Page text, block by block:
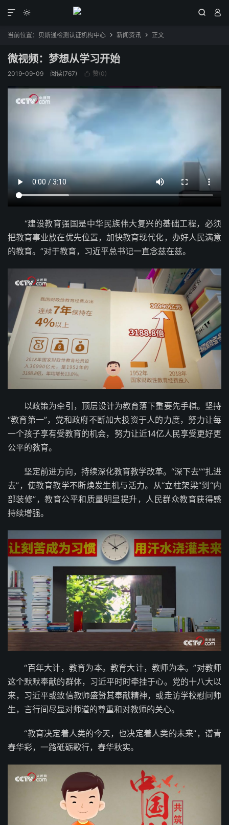
  

当前位置： 贝斯通检测认证机构中心  新闻资讯  正文
微视频：梦想从学习开始
2019-09-09 阅读(767)  赞(0)
“建设教育强国是中华民族伟大复兴的基础工程，必须
把教育事业放在优先位置，加快教育现代化，办好人民满意
的教育。”对于教育，习近平总书记一直念兹在兹。
以政策为牵引，顶层设计为教育落下重要先手棋。坚持
“教育第一”，党和政府不断加大投资于人的力度，努力让每
一个孩子享有受教育的机会，努力让近14亿人民享受更好更
公平的教育。
坚定前进方向，持续深化教育教学改革。“深下去”“扎进
去”，使教育教学不断焕发生机与活力。从“立柱架梁”到“内
部装修”，教育公平和质量明显提升，人民群众教育获得感
持续增强。
“百年大计，教育为本。教育大计，教师为本。”对教师
这个默默奉献的群体，习近平时时牵挂于心。党的十八大以
来，习近平或致信教师盛赞其奉献精神，或走访学校慰问师
生，言行间尽显对师道的尊重和对教师的关心。
“教育决定着人类的今天，也决定着人类的未来”，谱青
春华彩，一路砥砺歌行，春华秋实。